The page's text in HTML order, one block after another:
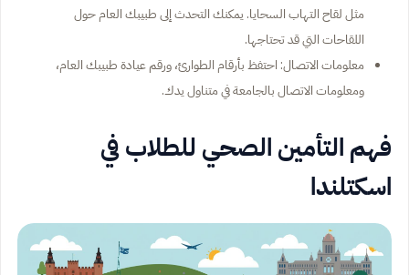
مثل لقاح التهاب السحايا. يمكنك التحدث إلى طبيبك العام حول
اللقاحات التي قد تحتاجها.
معلومات الاتصال: احتفظ بأرقام الطوارئ، ورقم عيادة طبيبك العام،
ومعلومات الاتصال بالجامعة في متناول يدك.
فهم التأمين الصحي للطلاب في
اسكتلندا